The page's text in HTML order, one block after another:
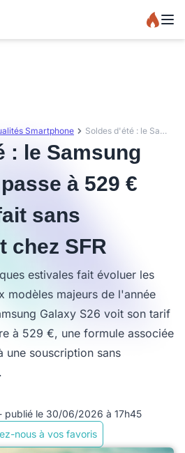
Smartphone Soldes d'été : le Samsung Galaxy S26 passe à 529 € avec un forfait sans engagement chez SFR
: le Samsung
à 529 €
sans
chez SFR
estivales fait évoluer les
modèles majeurs de l'année
Galaxy S26 voit son tarif
à 529 €, une formule associée
une souscription sans
publié le 30/06/2026 à 17h45
nous à vos favoris